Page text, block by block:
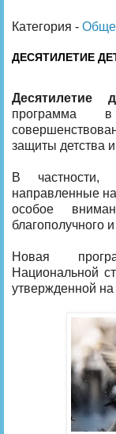
Категория -
ДЕСЯТИЛЕТИЕ
Десятилетие
программа
защиты детства
В частности,
направленные
особое
благополучного
Новая
Национальной
утвержденной